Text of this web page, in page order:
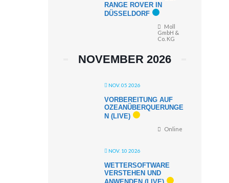
RANGE ROVER IN
DÜSSELDORF
Moll
GmbH &
Co. KG
NOVEMBER 2026
NOV. 05 2026
VORBEREITUNG AUF
OZEANÜBERQUERUNGE
N (LIVE)
Online
NOV. 10 2026
WETTERSOFTWARE
VERSTEHEN UND